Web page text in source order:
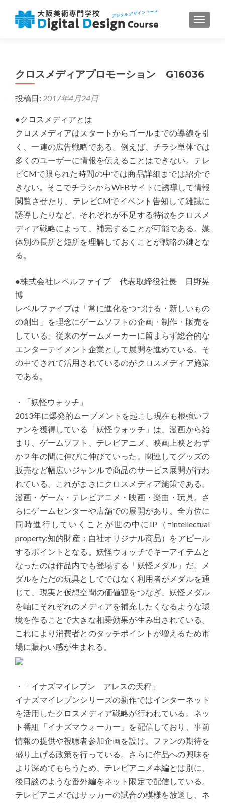
ナビゲ
クロスメディアプロモーション G16036
投稿日: 2017年4月24日
●クロスメディアとは
クロスメディアはスタートからゴールまでの導線を引
く、一連の広告戦略である。例えば、チラシ単体では
多くのユーザーに情報を伝えることはできない。テレ
ビCMで限られた時間の中では商品詳細までは紹介で
きない。そこでチラシからWEBサイトに誘導して情報
閲覧させたり、テレビCMでイベント告知して雑誌に
誘導したりなど、それぞれが不足する特徴をクロスメ
ディア戦略によって、補完することが可能である。媒
体別の長所と短所を理解しておくことが戦略の鍵とな
る。
●株式会社レベルファイブ 代表取締役社長 日野晃
博
レベルファイブは「常に進化をつづける・新しいもの
の創出」を理念にゲームソフトの企画・制作・販売を
している。従来のゲームメーカーに留まらず総合的な
エンターテイメント企業として展開を進めている。そ
の中でされて活用されているのがクロスメディア施策
である。
・「妖怪ウォッチ」
2013年に爆発的ムーブメントを起こし現在も根強いフ
ァンを獲得している「妖怪ウォッチ」は、漫画から始
まり、ゲームソフト、テレビアニメ、映画上映とわず
か２年の間に伸びに伸びていった。関連してグッズの
販売など幅広いジャンルで商品のサービス展開が行わ
れている。これがまさにクロスメディア施策である。
漫画・ゲーム・テレビアニメ・映画・楽曲・玩具。さ
らにゲームセンターや店舗での展開があり、全方位に
同時進行していくことが世の中にIP（=intellectual
property:知的財産：自社オリジナル商品）をアピール
するポイントとなる。妖怪ウォッチでキーアイテムと
なったのは作品内でも登場する「妖怪メダル」だ。メ
ダルをただの玩具としてではなく利用者がメダルを通
じて、現実と仮想空間の価値観をつなぎ、妖怪メダル
を軸にそれぞれのメディアを補充したくなるような環
境を作ることで大きな相乗効果が生み出されている。
これにより消費者とのタッチポイントが増えるため市
場に賑わい感が生まれる。
・「イナズマイレブン アレスの天秤」
イナズマイレブンシリーズの新作ではインターネット
を活用したクロスメディア戦略が行われている。ネッ
ト番組「イナズマウォーカー」を配信しており、事前
情報の提供や視聴者参加企画を設け、ファンの期待を
盛り上げる政策を行っている。さらに作品への興味を
より深めてもらうため、テレビアニメ本編とは別に、
後日談のような番外編をネット限定で配信している。
テレビアニメではサッカーの試合の模様を放送し、ネ